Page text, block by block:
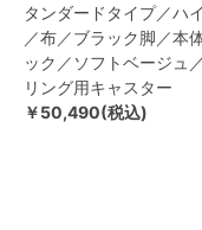
タンダードタイプ／ハ
／布／ブラック脚／本
ック／ソフトベージュ
リング用キャスター
￥50,490(税込)